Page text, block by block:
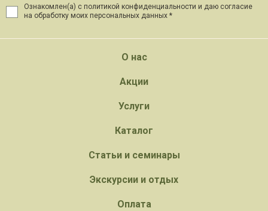
Ознакомлен(а) с политикой конфиденциальности и даю согласие
на обработку моих персональных данных *
О нас
Акции
Услуги
Каталог
Статьи и семинары
Экскурсии и отдых
Оплата